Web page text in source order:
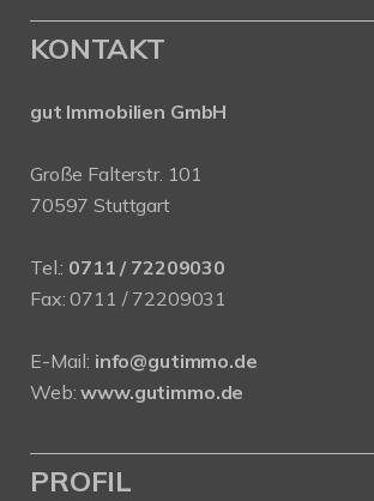
KONTAKT
gut Immobilien GmbH
Große Falterstr. 101
70597 Stuttgart
Tel.: 0711 / 72209030
Fax: 0711 / 72209031
E-Mail: info@gutimmo.de
Web:www.gutimmo.de
PROFIL